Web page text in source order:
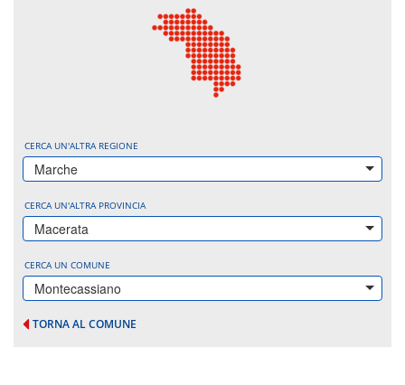
CERCA UN'ALTRA REGIONE
Marche
CERCA UN'ALTRA PROVINCIA
Macerata
CERCA UN COMUNE
Montecassiano
TORNA AL COMUNE